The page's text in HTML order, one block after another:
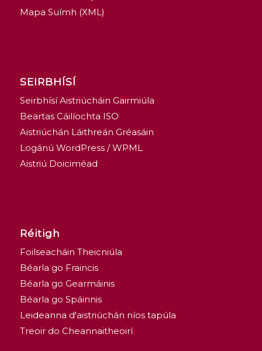
Mapa Suímh (XML)
SEIRBHÍSÍ
Seirbhísí Aistriúcháin Gairmiúla
Beartas Cáilíochta ISO
Aistriúchán Láithreán Gréasáin
Logánú WordPress / WPML
Aistriú Doiciméad
Réitigh
Foilseacháin Theicniúla
Béarla go Fraincis
Béarla go Gearmáinis
Béarla go Spáinnis
Leideanna d'aistriúchán níos tapúla
Treoir do Cheannaitheoirí